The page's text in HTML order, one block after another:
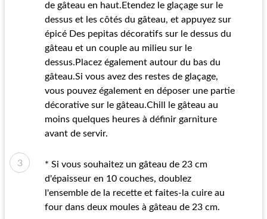
de gâteau en haut.Etendez le glaçage sur le
dessus et les côtés du gâteau, et appuyez sur
épicé Des pepitas décoratifs sur le dessus du
gâteau et un couple au milieu sur le
dessus.Placez également autour du bas du
gâteau.Si vous avez des restes de glaçage,
vous pouvez également en déposer une partie
décorative sur le gâteau.Chill le gâteau au
moins quelques heures à définir garniture
avant de servir.
* Si vous souhaitez un gâteau de 23 cm
d'épaisseur en 10 couches, doublez
l'ensemble de la recette et faites-la cuire au
four dans deux moules à gâteau de 23 cm.